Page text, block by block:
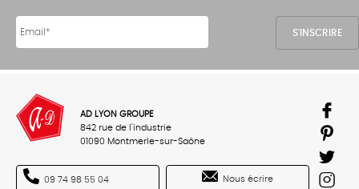
AD LYON GROUPE
842 rue de l'industrie
01090 Montmerle-sur-Saône
09 74 98 55 04 Nous écrire